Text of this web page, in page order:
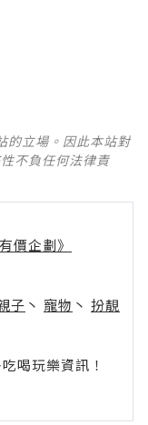
的立場。因此本站對
不負任何法律責
價企劃》
子 丶 寵物 丶 扮靚
喝玩樂資訊！